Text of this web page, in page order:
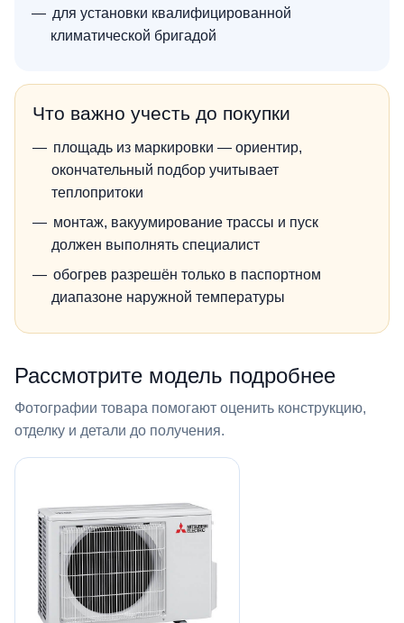
для установки квалифицированной
климатической бригадой
Что важно учесть до покупки
площадь из маркировки — ориентир,
окончательный подбор учитывает
теплопритоки
монтаж, вакуумирование трассы и пуск
должен выполнять специалист
обогрев разрешён только в паспортном
диапазоне наружной температуры
Рассмотрите модель подробнее
Фотографии товара помогают оценить конструкцию,
отделку и детали до получения.